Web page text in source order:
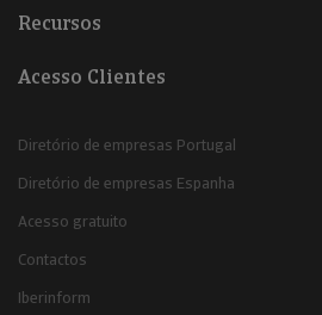
Recursos
Acesso Clientes
Diretório de empresas Portugal
Diretório de empresas Espanha
Acesso gratuito
Contactos
Iberinform